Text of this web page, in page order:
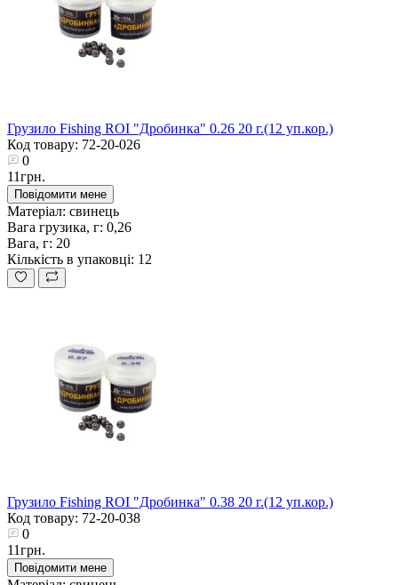
Грузило Fishing ROI "Дробинка" 0.26 20 г.(12 уп.кор.)
Код товару: 72-20-026
0
11грн.
Повідомити мене
Матеріал: свинець
Вага грузика, г: 0,26
Вага, г: 20
Кількість в упаковці: 12
Грузило Fishing ROI "Дробинка" 0.38 20 г.(12 уп.кор.)
Код товару: 72-20-038
0
11грн.
Повідомити мене